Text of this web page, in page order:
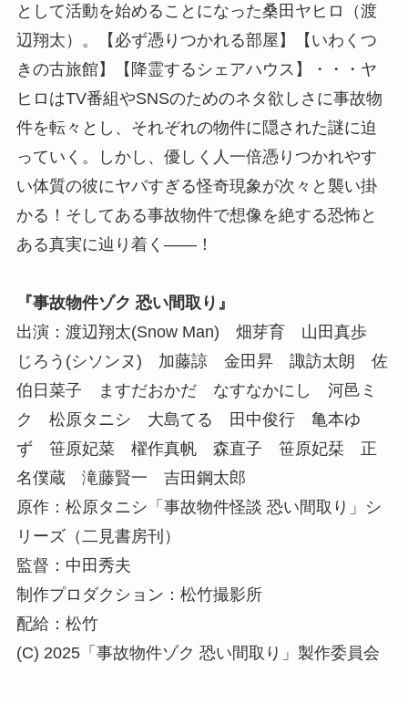
として活動を始めることになった桑田ヤヒロ（渡
辺翔太）。【必ず憑りつかれる部屋】【いわくつ
きの古旅館】【降霊するシェアハウス】・・・ヤ
ヒロはTV番組やSNSのためのネタ欲しさに事故物
件を転々とし、それぞれの物件に隠された謎に迫
っていく。しかし、優しく人一倍憑りつかれやす
い体質の彼にヤバすぎる怪奇現象が次々と襲い掛
かる！そしてある事故物件で想像を絶する恐怖と
ある真実に辿り着く――！
『事故物件ゾク 恐い間取り』
出演：渡辺翔太(Snow Man) 畑芽育 山田真歩
じろう(シソンヌ) 加藤諒 金田昇 諏訪太朗 佐
伯日菜子 ますだおかだ なすなかにし 河邑ミ
ク 松原タニシ 大島てる 田中俊行 亀本ゆ
ず 笹原妃菜 櫂作真帆 森直子 笹原妃栞 正
名僕蔵 滝藤賢一 吉田鋼太郎
原作：松原タニシ「事故物件怪談 恐い間取り」シ
リーズ（二見書房刊）
監督：中田秀夫
制作プロダクション：松竹撮影所
配給：松竹
(C) 2025「事故物件ゾク 恐い間取り」製作委員会